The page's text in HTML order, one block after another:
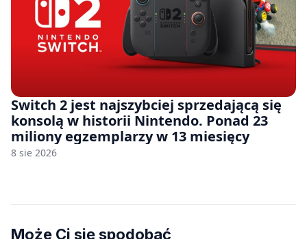
Switch 2 jest najszybciej sprzedającą się
konsolą w historii Nintendo. Ponad 23
miliony egzemplarzy w 13 miesięcy
8 sie 2026
Może Ci się spodobać